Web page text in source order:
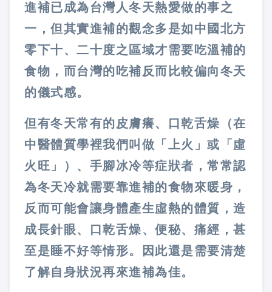
進補已成為台灣人冬天熱愛做的事之
一，但其實進補的觀念多是如中國北方
零下十、二十度之區域才需要吃溫補的
食物，而台灣的吃補反而比較偏向冬天
的儀式感。
但有冬天常有的皮膚癢、口乾舌燥（在
中醫體質學裡我們叫做「上火」或「虛
火旺」）、手腳冰冷等症狀者，常常認
為冬天冷就需要靠進補的食物來暖身，
反而可能會讓身體產生虛熱的體質，造
成長針眼、口乾舌燥、便秘、痛經，甚
至是睡不好等情形。因此還是需要清楚
了解自身狀況再來進補為佳。